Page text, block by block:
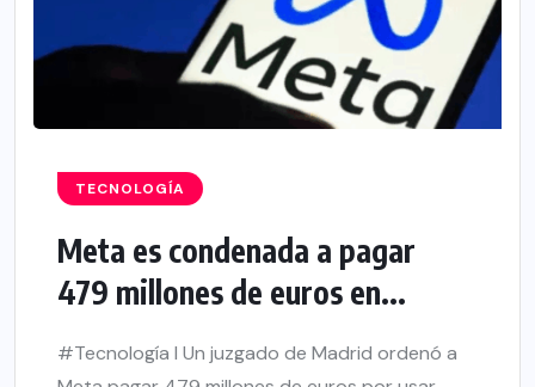
TECNOLOGÍA
Meta es condenada a pagar
479 millones de euros en...
#Tecnología l Un juzgado de Madrid ordenó a